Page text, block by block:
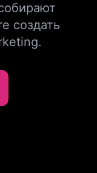
создать